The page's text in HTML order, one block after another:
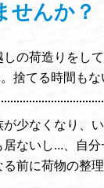
せんか？
しの荷造りをし
。捨てる時間も
が少なくなり、
居ないし...、自
る前に荷物の整